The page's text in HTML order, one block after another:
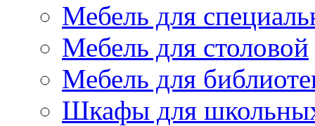
Мебель для
Мебель для столовой
Мебель для
Шкафы для